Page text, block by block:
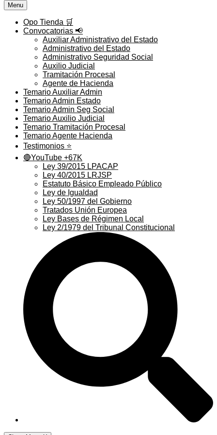
Menu
Opo Tienda 🛒
Convocatorias 📢
Auxiliar Administrativo del Estado
Administrativo del Estado
Administrativo Seguridad Social
Auxilio Judicial
Tramitación Procesal
Agente de Hacienda
Temario Auxiliar Admin
Temario Admin Estado
Temario Admin Seg Social
Temario Auxilio Judicial
Temario Tramitación Procesal
Temario Agente Hacienda
Testimonios ⭐️
🔴YouTube +67K
Ley 39/2015 LPACAP
Ley 40/2015 LRJSP
Estatuto Básico Empleado Público
Ley de Igualdad
Ley 50/1997 del Gobierno
Tratados Unión Europea
Ley Bases de Régimen Local
Ley 2/1979 del Tribunal Constitucional